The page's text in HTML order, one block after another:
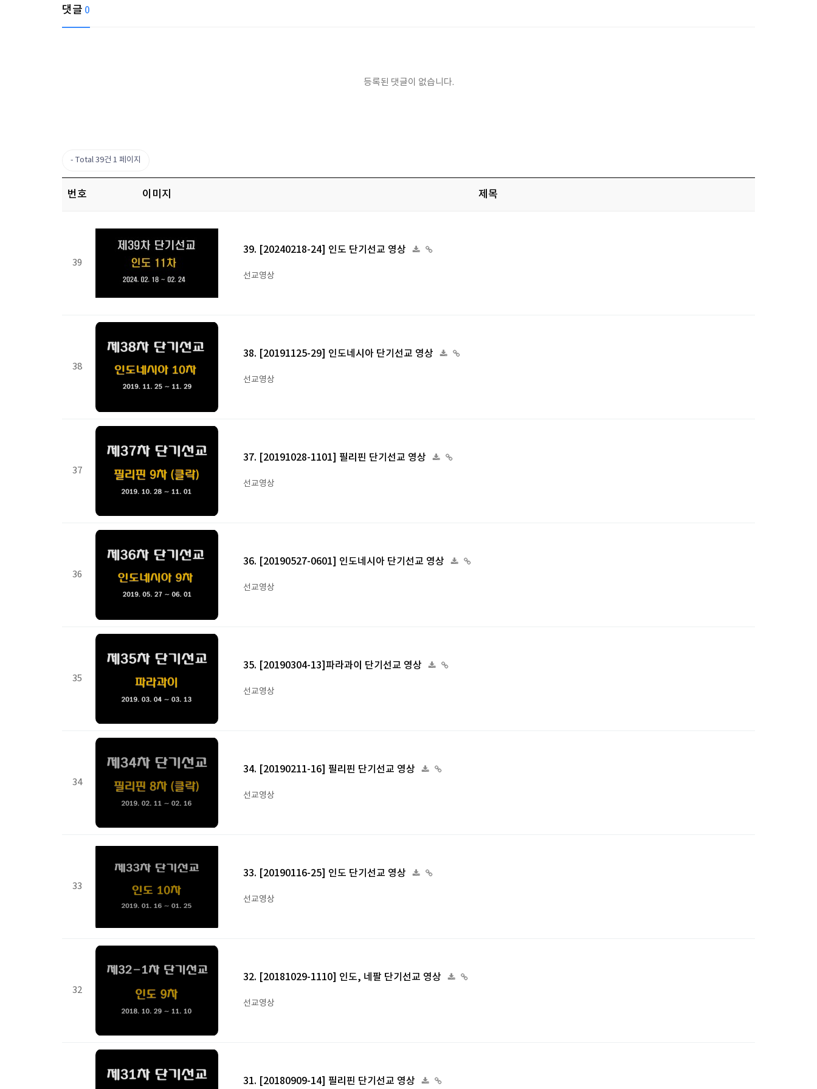
댓글 0
등록된 댓글이 없습니다.
Total 39건 1 페이지
번호 이미지 제목
39
39. [20240218-24] 인도 단기선교 영상
선교영상
38
38. [20191125-29] 인도네시아 단기선교 영상
선교영상
37
37. [20191028-1101] 필리핀 단기선교 영상
선교영상
36
36. [20190527-0601] 인도네시아 단기선교 영상
선교영상
35
35. [20190304-13]파라과이 단기선교 영상
선교영상
34
34. [20190211-16] 필리핀 단기선교 영상
선교영상
33
33. [20190116-25] 인도 단기선교 영상
선교영상
32
32. [20181029-1110] 인도, 네팔 단기선교 영상
선교영상
31. [20180909-14] 필리핀 단기선교 영상